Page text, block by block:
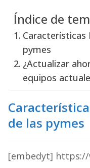
Índice de
Características
pymes
¿Actualizar
equipos
de las pymes
[embedyt] https://